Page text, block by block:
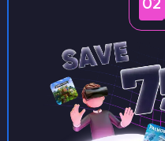
zmodyfikowaną
mapę, zapisz plik
mapy w ten sam
Następnie przejdź
02